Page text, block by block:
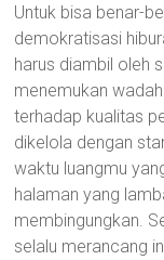
Untuk bisa benar-
demokratisasi
harus diambil oleh
menemukan
terhadap kualitas
dikelola dengan
waktu luangmu
halaman yang
membingungkan.
selalu merancang